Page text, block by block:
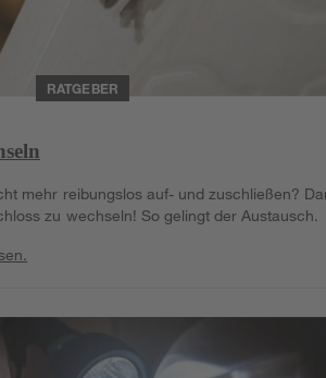
RATGEBER
mehr reibungslos auf- und zuschließen?
zu wechseln! So gelingt der Austausch.